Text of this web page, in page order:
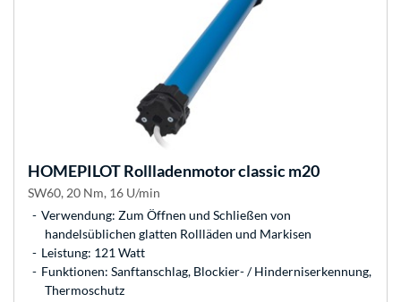
HOMEPILOTRollladenmotor classic m20
SW60, 20 Nm, 16 U/min
Verwendung: Zum Öffnen und Schließen von
handelsüblichen glatten Rollläden und Markisen
Leistung: 121 Watt
Funktionen: Sanftanschlag, Blockier- / Hinderniserkennung,
Thermoschutz